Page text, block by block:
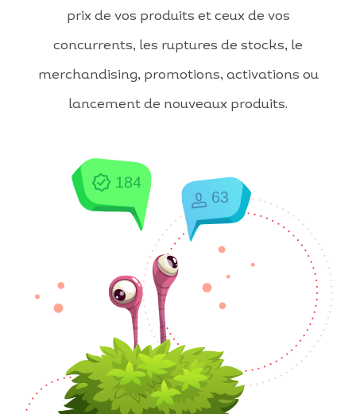
prix de vos produits et ceux de vos
concurrents, les ruptures de stocks, le
merchandising, promotions, activations ou
lancement de nouveaux produits.